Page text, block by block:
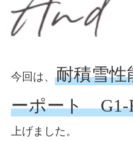
今回は、 耐積雪性
ーポート G1-
上げました。